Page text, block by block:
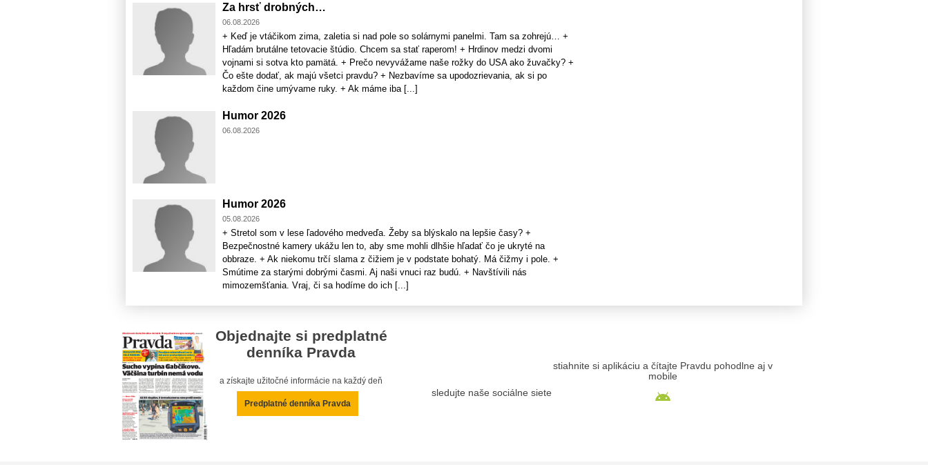
Za hrsť drobných…
06.08.2026
+ Keď je vtáčikom zima, zaletia si nad pole so solárnymi panelmi. Tam sa zohrejú… +
Hľadám brutálne tetovacie štúdio. Chcem sa stať raperom! + Hrdinov medzi dvomi
vojnami si sotva kto pamätá. + Prečo nevyvážame naše rožky do USA ako žuvačky? +
Čo ešte dodať, ak majú všetci pravdu? + Nezbavíme sa upodozrievania, ak si po
každom čine umývame ruky. + Ak máme iba [...]
Humor 2026
06.08.2026
Humor 2026
05.08.2026
+ Stretol som v lese ľadového medveďa. Žeby sa blýskalo na lepšie časy? +
Bezpečnostné kamery ukážu len to, aby sme mohli dlhšie hľadať čo je ukryté na
obbraze. + Ak niekomu trčí slama z čižiem je v podstate bohatý. Má čižmy i pole. +
Smútime za starými dobrými časmi. Aj naši vnuci raz budú. + Navštívili nás
mimozemšťania. Vraj, či sa hodíme do ich [...]
Objednajte si predplatné
denníka Pravda
a získajte užitočné informácie na každý deň
Predplatné denníka Pravda
sledujte naše sociálne siete
stiahnite si aplikáciu a čítajte Pravdu pohodlne aj v
mobile